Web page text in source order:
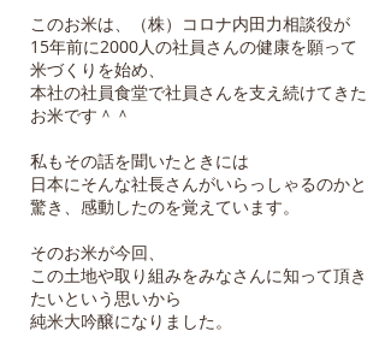
このお米は、（株）コロナ内田力相談役が
15年前に2000人の社員さんの健康を願って
米づくりを始め、
本社の社員食堂で社員さんを支え続けてきた
お米です＾＾
私もその話を聞いたときには
日本にそんな社長さんがいらっしゃるのかと
驚き、感動したのを覚えています。
そのお米が今回、
この土地や取り組みをみなさんに知って頂き
たいという思いから
純米大吟醸になりました。